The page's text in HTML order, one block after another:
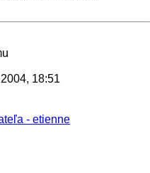
18:51
- etienne